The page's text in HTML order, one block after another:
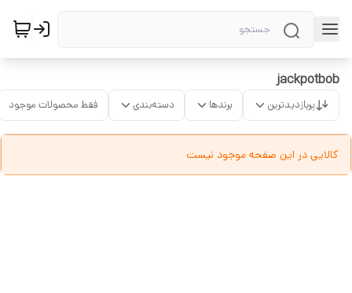
jackpotbob
پربازدیدترین برندها دسته‌بندی فقط محصولات موجود
کالایی در این صفحه موجود نیست